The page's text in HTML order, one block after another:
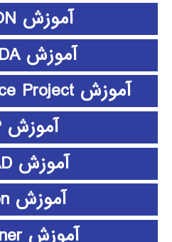
آموزش LUMION
آموزش MAXQDA
آموزش Microsoft Office Project
آموزش PHP
آموزش PSCAD
آموزش python
آموزش rapidminer